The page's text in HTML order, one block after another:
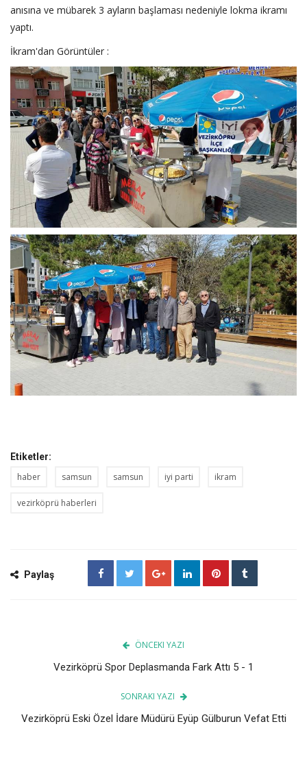
anısına ve mübarek 3 ayların başlaması nedeniyle lokma ikramı
yaptı.
İkram'dan Görüntüler :
Etiketler:
haber samsun samsun iyi parti ikram
vezirköprü haberleri
Paylaş
ÖNCEKI YAZI
Vezirköprü Spor Deplasmanda Fark Attı 5 - 1
SONRAKI YAZI
Vezirköprü Eski Özel İdare Müdürü Eyüp Gülburun Vefat Etti